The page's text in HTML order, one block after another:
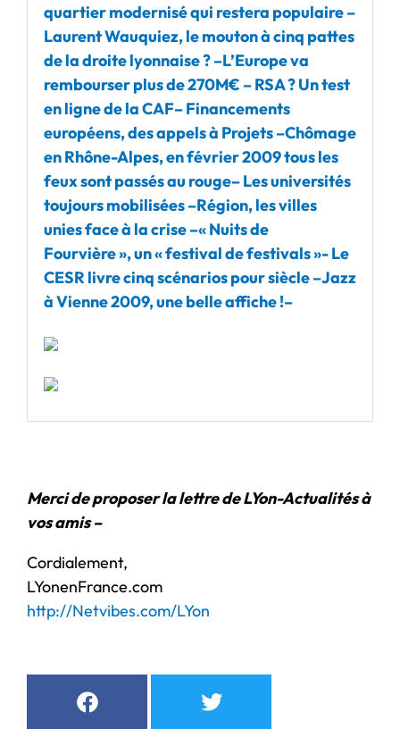
quartier modernisé qui restera populaire–
Laurent Wauquiez, le mouton à cinq pattes
de la droite lyonnaise ?–L’Europe va
rembourser plus de 270M€ –RSA ? Un test
en ligne de la CAF–Financements
européens, des appels à Projets–Chômage
en Rhône-Alpes, en février 2009 tous les
feux sont passés au rouge–Les universités
toujours mobilisées–Région, les villes
unies face à la crise–« Nuits de
Fourvière », un « festival de festivals »-Le
CESR livre cinq scénarios pour siècle–Jazz
à Vienne 2009, une belle affiche !–
Merci de proposer la lettre de LYon-Actualités à
vos amis –
Cordialement,
LYonenFrance.com
http://Netvibes.com/LYon